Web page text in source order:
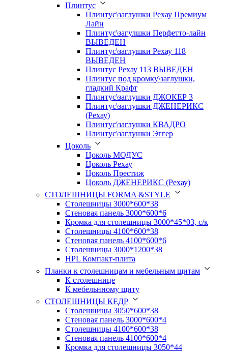
Плинтус
Плинтус\заглушки Рехау Премиум
Лайн
Плинтус\загулшки Перфетто-лайн
ВЫВЕДЕН
Плинтус\заглушки Рехау 118
ВЫВЕДЕН
Плинтус Рехау 113 ВЫВЕДЕН
Плинтус под кромку\заглушки,
гладкий Крафт
Плинтус\заглушки ДЖОКЕР 3
Плинтус\заглушки ДЖЕНЕРИКС
(Рехау)
Плинтус\заглушки КВАДРО
Плинтус\заглушки Эггер
Цоколь
Цоколь МОДУС
Цоколь Рехау
Цоколь Престиж
Цоколь ДЖЕНЕРИКС (Рехау)
СТОЛЕШНИЦЫ FORMA &STYLE
Столешницы 3000*600*38
Стеновая панель 3000*600*6
Кромка для столешницы 3000*45*03, с/к
Столешницы 4100*600*38
Стеновая панель 4100*600*6
Столешницы 3000*1200*38
HPL Компакт-плита
Планки к столешницам и мебельным щитам
К столешнице
К мебельнному щиту
СТОЛЕШНИЦЫ КЕДР
Столешницы 3050*600*38
Стеновая панель 3000*600*4
Столешницы 4100*600*38
Стеновая панель 4100*600*4
Кромка для столешницы 3050*44